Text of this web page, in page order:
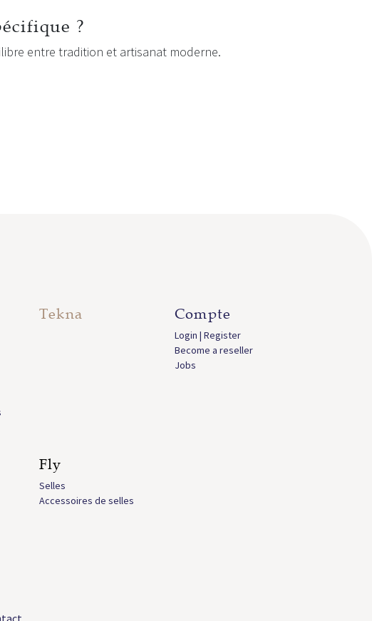
?
entre tradition et artisanat moderne.
Tekna
Fly
Selles
Accessoires de selles
Compte
Login | Register
Become a reseller
Jobs